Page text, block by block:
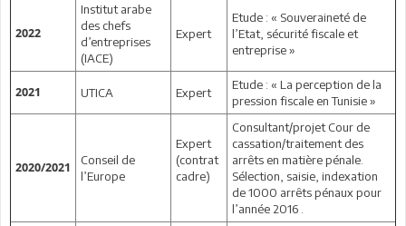
2022
Institut arabe
des chefs
d’entreprises
(IACE)
Expert
Etude : « Souveraineté de
l’Etat, sécurité fiscale et
entreprise »
2021 UTICA Expert
Etude : « La perception de la
pression fiscale en Tunisie »
2020/2021
Conseil de
l’Europe
Expert
(contrat
cadre)
Consultant/projet Cour de
cassation/traitement des
arrêts en matière pénale.
Sélection, saisie, indexation
de 1000 arrêts pénaux pour
l’année 2016 .